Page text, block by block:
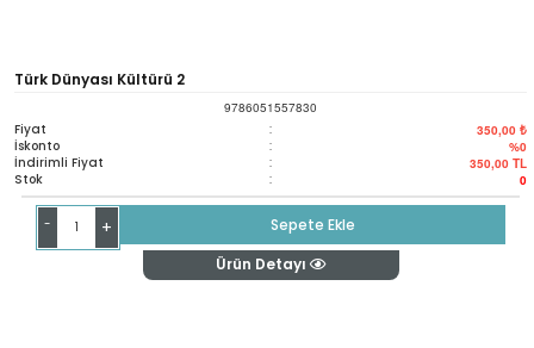
Türk Dünyası Kültürü 2
9786051557830
Fiyat : 350,00 ₺
İskonto : %0
İndirimli Fiyat : 350,00 TL
Stok : 0
- +
Sepete Ekle
Ürün Detayı